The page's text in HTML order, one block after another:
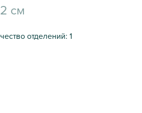
см
отделений: 1